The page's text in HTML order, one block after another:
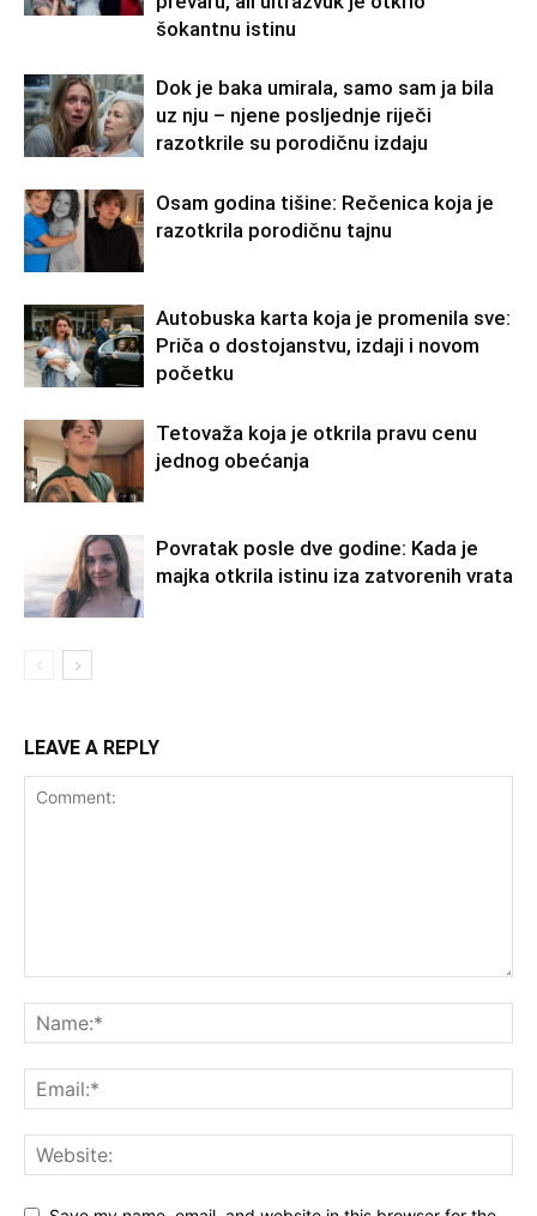
šokantnu istinu
Dok je baka umirala, samo sam ja bila
uz nju – njene posljednje riječi
razotkrile su porodičnu izdaju
Osam godina tišine: Rečenica koja je
razotkrila porodičnu tajnu
Autobuska karta koja je promenila sve:
Priča o dostojanstvu, izdaji i novom
početku
Tetovaža koja je otkrila pravu cenu
jednog obećanja
Povratak posle dve godine: Kada je
majka otkrila istinu iza zatvorenih vrata
LEAVE A REPLY